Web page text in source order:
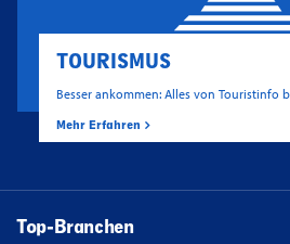
TOURISMUS
Besser ankommen: Alles von Touristinfo
Mehr Erfahren
Top-Branchen